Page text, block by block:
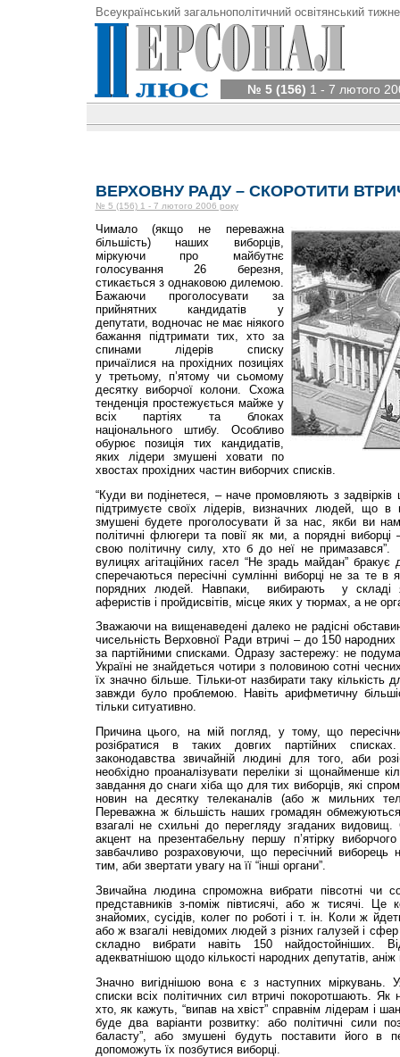
Всеукраїнський загальнополітичний освітянський
№ 5 (156) 1 - 7 лютого
ВЕРХОВНУ РАДУ – СКОРОТИТИ
№ 5 (156) 1 - 7 лютого 2006 року
Чимало (якщо не переважна
більшість) наших виборців,
міркуючи про майбутнє
голосування 26 березня,
стикається з однаковою дилемою.
Бажаючи проголосувати за
прийнятних кандидатів у
депутати, водночас не має ніякого
бажання підтримати тих, хто за
спинами лідерів списку
причаїлися на прохідних позиціях
у третьому, п’ятому чи сьомому
десятку виборчої колони. Схожа
тенденція простежується майже у
всіх партіях та блоках
національного штибу. Особливо
обурює позиція тих кандидатів,
яких лідери змушені ховати по
хвостах прохідних частин виборчих списків.
“Куди ви подінетеся, – наче промовляють з
підтримуєте своїх лідерів, визначних людей, що в
змушені будете проголосувати й за нас, якби ви
політичні флюгери та повії як ми, а порядні
свою політичну силу, хто б до неї не
вулицях агітаційних гасел “Не зрадь майдан”
сперечаються пересічні сумлінні виборці не за те в
порядних людей. Навпаки, вибирають у складі
аферистів і пройдисвітів, місце яких у тюрмах, а не
Зважаючи на вищенаведені далеко не радісні
чисельність Верховної Ради втричі – до 150
за партійними списками. Одразу застережу: не
Україні не знайдеться чотири з половиною сотні
їх значно більше. Тільки-от назбирати таку
завжди було проблемою. Навіть арифметичну
тільки ситуативно.
Причина цього, на мій погляд, у тому, що
розібратися в таких довгих партійних
законодавства звичайній людині для того, аби
необхідно проаналізувати переліки зі щонайменше
завдання до снаги хіба що для тих виборців, які
новин на десятку телеканалів (або ж мильних
Переважна ж більшість наших громадян
взагалі не схильні до перегляду згаданих
акцент на презентабельну першу п’ятірку
завбачливо розраховуючи, що пересічний виборець
тим, аби звертати увагу на її “інші органи”.
Звичайна людина спроможна вибрати півсотні чи
представників з-поміж півтисячі, або ж тисячі. Це
знайомих, сусідів, колег по роботі і т. ін. Коли ж
або ж взагалі невідомих людей з різних галузей і сфер
складно вибрати навіть 150 найдостойніших.
адекватнішою щодо кількості народних депутатів, аніж
Значно вигіднішою вона є з наступних міркувань.
списки всіх політичних сил втричі покоротшають.
хто, як кажуть, “випав на хвіст” справнім лідерам і
буде два варіанти розвитку: або політичні сили
баласту”, або змушені будуть поставити його в
допоможуть їх позбутися виборці.